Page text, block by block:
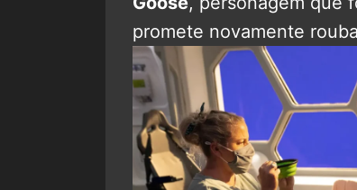
promete novamente